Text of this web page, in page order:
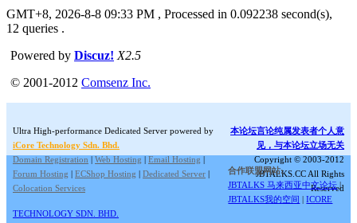
GMT+8, 2026-8-8 09:33 PM , Processed in 0.092238 second(s),
12 queries .
Powered by Discuz! X2.5
© 2001-2012 Comsenz Inc.
Ultra High-performance Dedicated Server powered by
iCore Technology Sdn. Bhd.
Domain Registration | Web Hosting | Email Hosting |
Forum Hosting | ECShop Hosting | Dedicated Server |
Colocation Services
本论坛言论纯属发表者个人意
见，与本论坛立场无关
Copyright © 2003-2012
JBTALKS.CC All Rights
Reserved
合作联盟网站:
JBTALKS 马来西亚中文论坛 |
JBTALKS我的空间 |ICORE
TECHNOLOGY SDN. BHD.